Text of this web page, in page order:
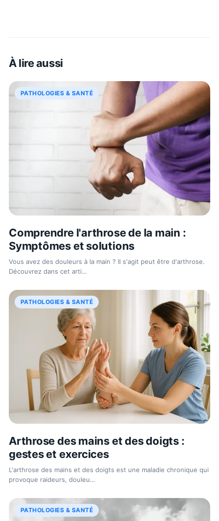
À lire aussi
PATHOLOGIES & SANTÉ
Comprendre l'arthrose de la main :
Symptômes et solutions
Vous avez des douleurs à la main ? Il s'agit peut être d'arthrose.
Découvrez dans cet arti…
PATHOLOGIES & SANTÉ
Arthrose des mains et des doigts :
gestes et exercices
L'arthrose des mains et des doigts est une maladie chronique qui
provoque raideurs, douleu…
PATHOLOGIES & SANTÉ